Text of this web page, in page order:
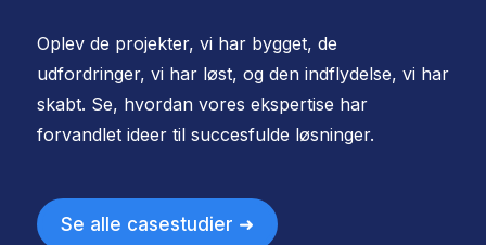
Oplev de projekter, vi har bygget, de
udfordringer, vi har løst, og den indflydelse, vi har
skabt. Se, hvordan vores ekspertise har
forvandlet ideer til succesfulde løsninger.
Se alle casestudier ➜